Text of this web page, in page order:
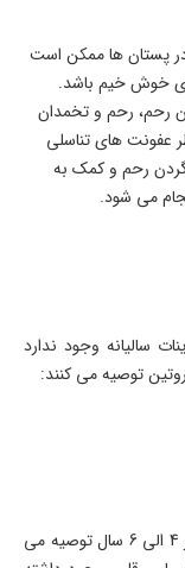
پستان ها ممکن است
خوش خیم باشد.
رحم، رحم و تخمدان
عفونت های تناسلی
رحم و کمک به
سالیانه وجود ندارد
توصیه می کنند:
تست غربالگری چربی خون ( تست کلسترول) هر 4 الی 6 سال توصیه می